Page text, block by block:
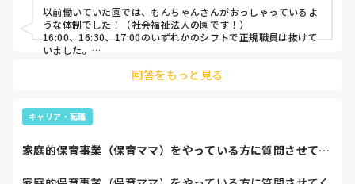
以前働いていた園では、もんちゃんさんがおっしゃっているよ
うな体制でした！（社会福祉法人の園です！）
16:00、16:30、17:00のいずれかのシフトで正規職員は抜けて
いました。
り、連携もとれていたので問題は無かったです！
何かあればすぐに正規職員の方が来てくれるのであれば、体制
としては問題ないように思います。あとはお互いの信頼関係で
うので、不安な気持ちもとってもわかりますが、せっかくなら
回答をもっと見る
キャリア・転職
家庭的保育事業（保育ママ）をやっている方に質問させてく